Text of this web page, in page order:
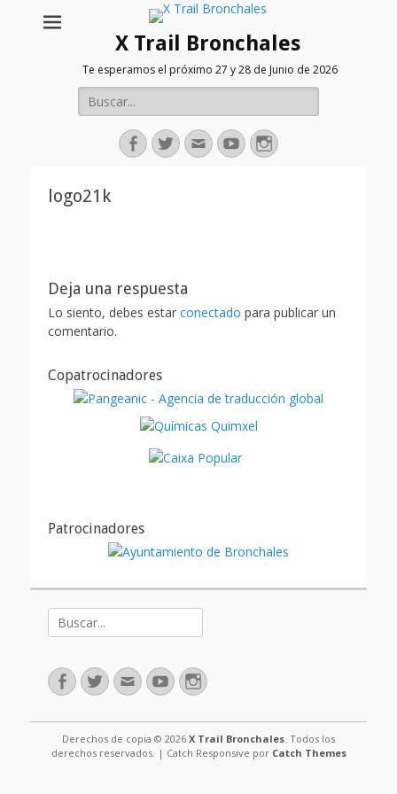
X Trail Bronchales
Te esperamos el próximo 27 y 28 de Junio de 2026
Buscar:
Facebook
TwitterCorreo
electrónico
YoutubeInstagram
logo21k
Deja una respuesta
Lo siento, debes estar conectado para publicar un
comentario.
Copatrocinadores
Patrocinadores
Buscar:
Facebook
TwitterCorreo
electrónico
YoutubeInstagram
Derechos de copia © 2026 X Trail Bronchales. Todos los
derechos reservados. | Catch Responsive por Catch Themes